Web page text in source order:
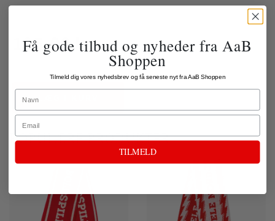
125,00 kr.
LÆG I KURV
POPULÆRE PRODUKTER
Få gode tilbud og nyheder fra AaB
Shoppen
Tilmeld dig vores nyhedsbrev og få seneste nyt fra AaB Shoppen
Name
Email
TILMELD